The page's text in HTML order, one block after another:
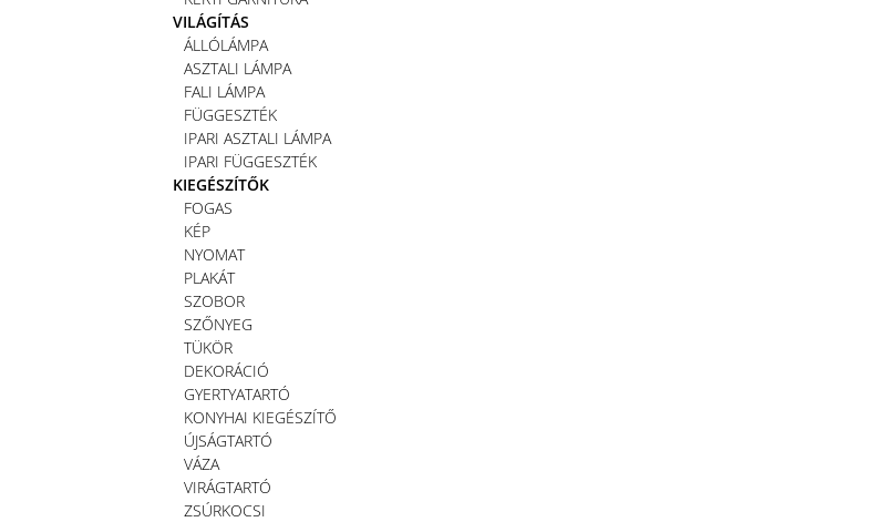
VILÁGÍTÁS
ÁLLÓLÁMPA
ASZTALI LÁMPA
FALI LÁMPA
FÜGGESZTÉK
IPARI ASZTALI LÁMPA
IPARI FÜGGESZTÉK
KIEGÉSZÍTŐK
FOGAS
KÉP
NYOMAT
PLAKÁT
SZOBOR
SZŐNYEG
TÜKÖR
DEKORÁCIÓ
GYERTYATARTÓ
KONYHAI KIEGÉSZÍTŐ
ÚJSÁGTARTÓ
VÁZA
VIRÁGTARTÓ
ZSÚRKOCSI